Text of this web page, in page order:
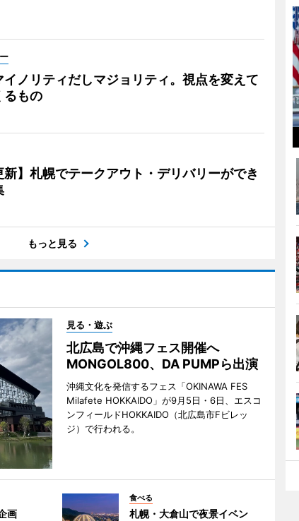
イノリティだしマジョリティ。視点を変えて
るもの
新】札幌でテークアウト・デリバリーができ
もっと見る
見る・遊ぶ
北広島で沖縄フェス開催へ
MONGOL800、DA PUMPら出演
沖縄文化を発信するフェス「OKINAWA FES
Milafete HOKKAIDO」が9月5日・6日、エスコ
ンフィールドHOKKAIDO（北広島市Fビレッ
ジ）で行われる。
画
食べる
札幌・大倉山で夜景イベン